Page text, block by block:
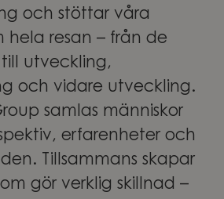
och stöttar våra
hela resan – från de
utveckling,
och vidare utveckling.
samlas människor
erfarenheter och
Tillsammans skapar
gör verklig skillnad –